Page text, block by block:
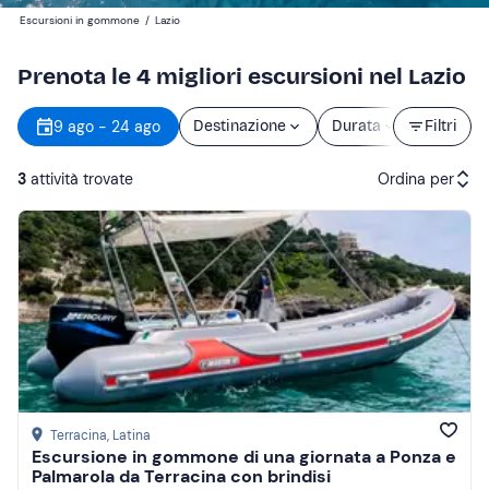
Escursioni in gommone / Lazio
Prenota le 4 migliori escursioni nel Lazio
Filtri
9 ago - 24 ago Destinazione Durata Prezzo
3 attività trovate Ordina per
Attività consigliate
Prezzo (crescente)
Prezzo (decrescente)
Recensioni
Terracina, Latina
Escursione in gommone di una giornata a Ponza e
Palmarola da Terracina con brindisi